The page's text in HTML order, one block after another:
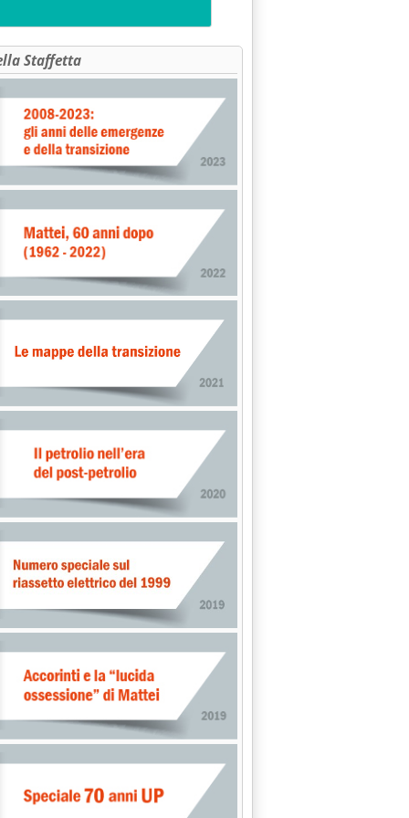
SULLE "MEDIE CEE" - ANCORA IN SALITA I GREGGI'
PETROLIFERI SUI MERCATI INTERNAZIONALI 20/4'
GREGGI 19/4'
Staffetta